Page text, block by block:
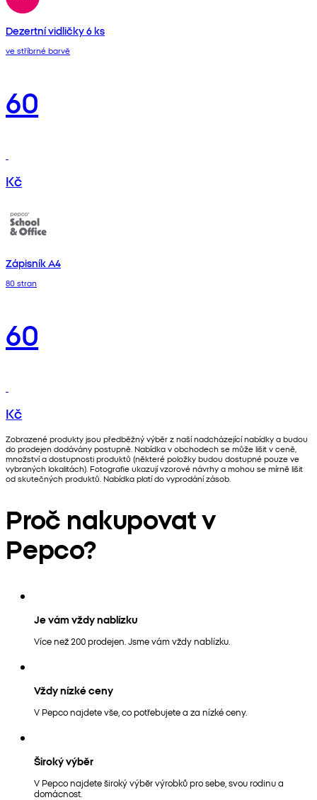
Dezertní vidličky 6 ks
ve stříbrné barvě
60
Kč
Zápisník A4
80 stran
60
Kč
Zobrazené produkty jsou předběžný výběr z naší nadcházející nabídky a budou
do prodejen dodávány postupně. Nabídka v obchodech se může lišit v ceně,
množství a dostupnosti produktů (některé položky budou dostupné pouze ve
vybraných lokalitách). Fotografie ukazují vzorové návrhy a mohou se mírně lišit
od skutečných produktů. Nabídka platí do vyprodání zásob.
Proč nakupovat v
Pepco?
Je vám vždy nablízku
Více než 200 prodejen. Jsme vám vždy nablízku.
Vždy nízké ceny
V Pepco najdete vše, co potřebujete a za nízké ceny.
Široký výběr
V Pepco najdete široký výběr výrobků pro sebe, svou rodinu a
domácnost.